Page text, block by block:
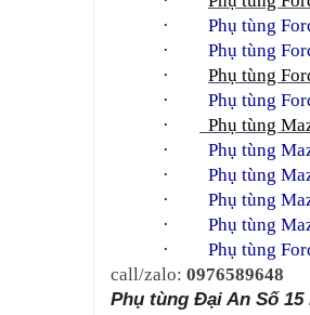
·
Phụ tùng
·
Phụ tùng
· Phụ tùng
·
Phụ tùng
·
Phụ tùng
·
Phụ tùng
·
Phụ tùng
·
Phụ tùng
·
Phụ tùng
·
Phụ tùng
call/zalo: 0976589648
Phụ tùng Đại An Số 15